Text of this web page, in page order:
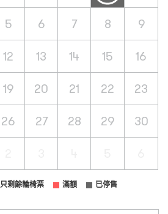
5 6 7 8 9
12 13 14 15 16
19 20 21 22 23
26 27 28 29 30
只剩餘輪椅票 滿額 已停售